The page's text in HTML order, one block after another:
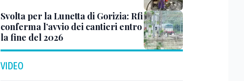
Svolta per la Lunetta di Gorizia: Rfi
conferma l’avvio dei cantieri entro
la fine del 2026
VIDEO